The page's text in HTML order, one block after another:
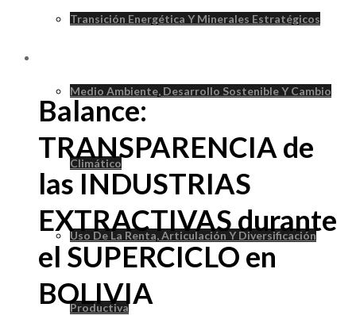
Transición Energética Y Minerales Estratégicos
Medio Ambiente, Desarrollo Sostenible Y Cambio
Climático
Uso De La Renta, Articulación Y Diversificación
Productiva
Balance:
TRANSPARENCIA de
las INDUSTRIAS
EXTRACTIVAS durante
el SUPERCICLO en
BOLIVIA